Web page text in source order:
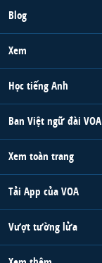
Blog
Xem
Học tiếng Anh
Ban Việt ngữ đài VOA
Xem toàn trang
Tải App của VOA
Vượt tường lửa